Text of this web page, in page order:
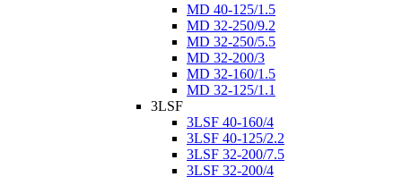
MD 40-125/1.5
MD 32-250/9.2
MD 32-250/5.5
MD 32-200/3
MD 32-160/1.5
MD 32-125/1.1
3LSF
3LSF 40-160/4
3LSF 40-125/2.2
3LSF 32-200/7.5
3LSF 32-200/4